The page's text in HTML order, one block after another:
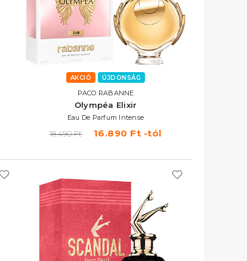
AKCIÓ ÚJDONSÁG
PACO RABANNE
Olympéa Elixir
Eau De Parfum Intense
18.490 Ft 16.890 Ft -tól